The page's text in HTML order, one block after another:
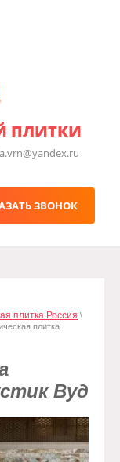
ПЛИТКИ
ЗВОНОК
плитка Россия \
плитка
Вуд